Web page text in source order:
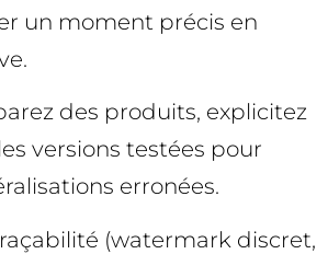
un moment précis en
des produits, explicitez
versions testées pour
erronées.
(watermark discret,